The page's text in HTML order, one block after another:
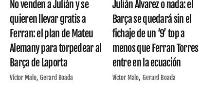
No venden a Julián y se
quieren llevar gratis a
Ferran: el plan de Mateu
Alemany para torpedear al
Barça de Laporta
Víctor Malo Gerard Boada
Julián Álvarez o nada: el
Barça se quedará sin el
fichaje de un ‘9’ top a
menos que Ferran Torres
entre en la ecuación
Víctor Malo Gerard Boada